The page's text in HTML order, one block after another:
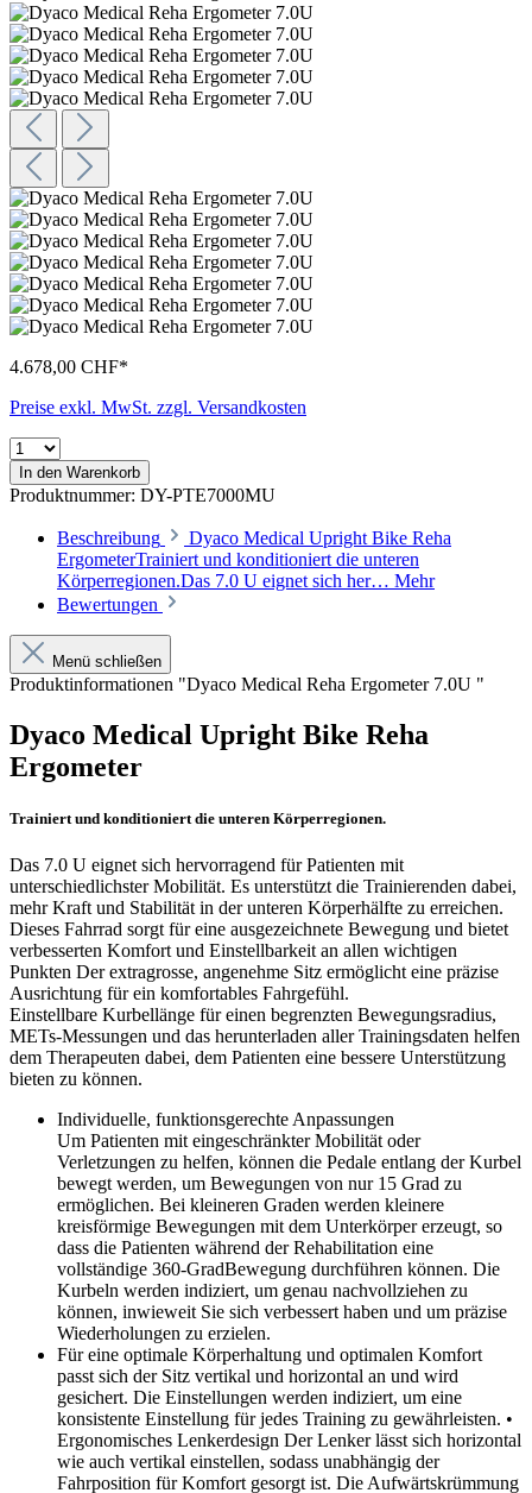
4.678,00 CHF*
Preise exkl. MwSt. zzgl. Versandkosten
In den Warenkorb
Produktnummer: DY-PTE7000MU
Beschreibung
Dyaco Medical Upright Bike Reha
ErgometerTrainiert und konditioniert die unteren
Körperregionen.Das 7.0 U eignet sich her… Mehr
Bewertungen
Menü schließen
Produktinformationen "Dyaco Medical Reha Ergometer 7.0U "
Dyaco Medical Upright Bike Reha
Ergometer
Trainiert und konditioniert die unteren Körperregionen.
Das 7.0 U eignet sich hervorragend für Patienten mit
unterschiedlichster Mobilität. Es unterstützt die Trainierenden dabei,
mehr Kraft und Stabilität in der unteren Körperhälfte zu erreichen.
Dieses Fahrrad sorgt für eine ausgezeichnete Bewegung und bietet
verbesserten Komfort und Einstellbarkeit an allen wichtigen
Punkten Der extragrosse, angenehme Sitz ermöglicht eine präzise
Ausrichtung für ein komfortables Fahrgefühl.
Einstellbare Kurbellänge für einen begrenzten Bewegungsradius,
METs-Messungen und das herunterladen aller Trainingsdaten helfen
dem Therapeuten dabei, dem Patienten eine bessere Unterstützung
bieten zu können.
Individuelle, funktionsgerechte Anpassungen
Um Patienten mit eingeschränkter Mobilität oder
Verletzungen zu helfen, können die Pedale entlang der Kurbel
bewegt werden, um Bewegungen von nur 15 Grad zu
ermöglichen. Bei kleineren Graden werden kleinere
kreisförmige Bewegungen mit dem Unterkörper erzeugt, so
dass die Patienten während der Rehabilitation eine
vollständige 360-GradBewegung durchführen können. Die
Kurbeln werden indiziert, um genau nachvollziehen zu
können, inwieweit Sie sich verbessert haben und um präzise
Wiederholungen zu erzielen.
Für eine optimale Körperhaltung und optimalen Komfort
passt sich der Sitz vertikal und horizontal an und wird
gesichert. Die Einstellungen werden indiziert, um eine
konsistente Einstellung für jedes Training zu gewährleisten. •
Ergonomisches Lenkerdesign Der Lenker lässt sich horizontal
wie auch vertikal einstellen, sodass unabhängig der
Fahrposition für Komfort gesorgt ist. Die Aufwärtskrümmung